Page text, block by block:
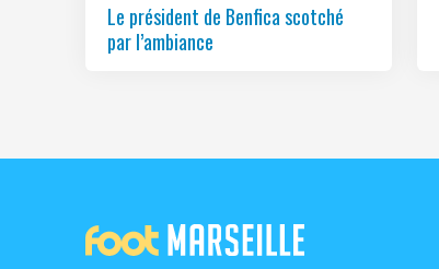
Le président de Benfica scotché
par l’ambiance